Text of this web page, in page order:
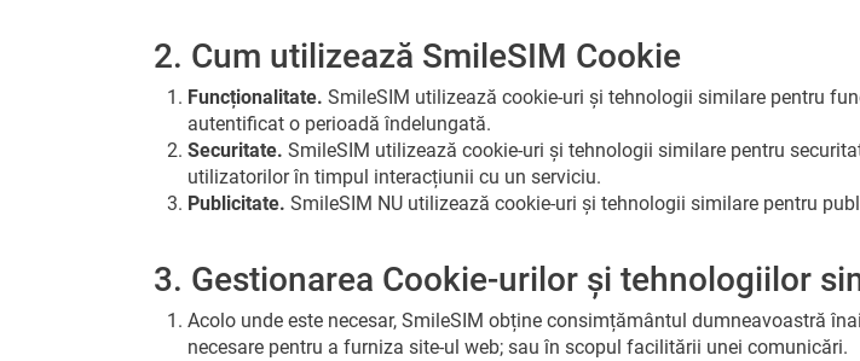
2. Cum utilizează SmileSIM Cookie
Funcționalitate. SmileSIM utilizează cookie-uri și tehnologii similare pentru
autentificat o perioadă îndelungată.
Securitate. SmileSIM utilizează cookie-uri și tehnologii similare pentru
utilizatorilor în timpul interacțiunii cu un serviciu.
Publicitate. SmileSIM NU utilizează cookie-uri și tehnologii similare pentru
3. Gestionarea Cookie-urilor și tehnologiilor
Acolo unde este necesar, SmileSIM obține consimțământul dumneavoastră
necesare pentru a furniza site-ul web; sau în scopul facilitării unei comunicări.